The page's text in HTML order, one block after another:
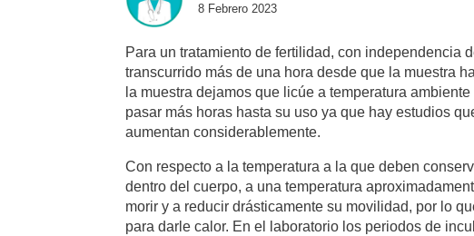
8 Febrero 2023
Para un tratamiento de fertilidad, con independencia
transcurrido más de una hora desde que la muestra
la muestra dejamos que licúe a temperatura
pasar más horas hasta su uso ya que hay estudios
aumentan considerablemente.
Con respecto a la temperatura a la que deben
dentro del cuerpo, a una temperatura
morir y a reducir drásticamente su movilidad, por lo
para darle calor. En el laboratorio los periodos de